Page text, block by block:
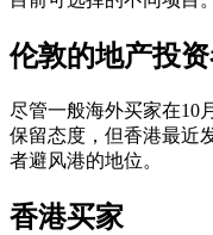
伦敦的地产投
尽管一般海外买家在10
保留态度，但香港最近
者避风港的地位。
香港买家